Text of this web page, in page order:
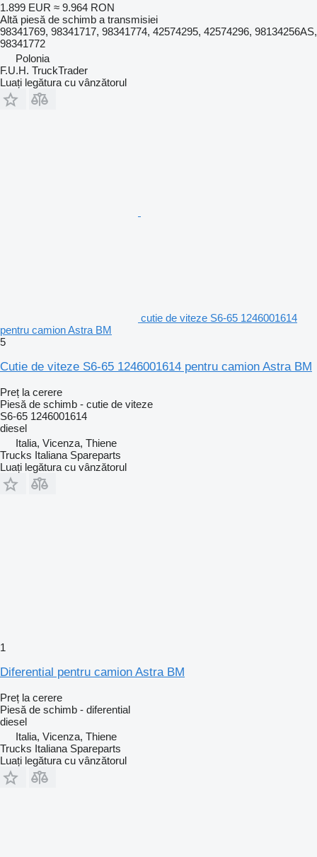
1.899 EUR ≈ 9.964 RON
Altă piesă de schimb a transmisiei
98341769, 98341717, 98341774, 42574295, 42574296, 98134256AS,
98341772
Polonia
F.U.H. TruckTrader
Luați legătura cu vânzătorul
cutie de viteze S6-65 1246001614
pentru camion Astra BM
5
Cutie de viteze S6-65 1246001614 pentru camion Astra BM
Preț la cerere
Piesă de schimb - cutie de viteze
S6-65 1246001614
diesel
Italia, Vicenza, Thiene
Trucks Italiana Spareparts
Luați legătura cu vânzătorul
1
Diferential pentru camion Astra BM
Preț la cerere
Piesă de schimb - diferential
diesel
Italia, Vicenza, Thiene
Trucks Italiana Spareparts
Luați legătura cu vânzătorul